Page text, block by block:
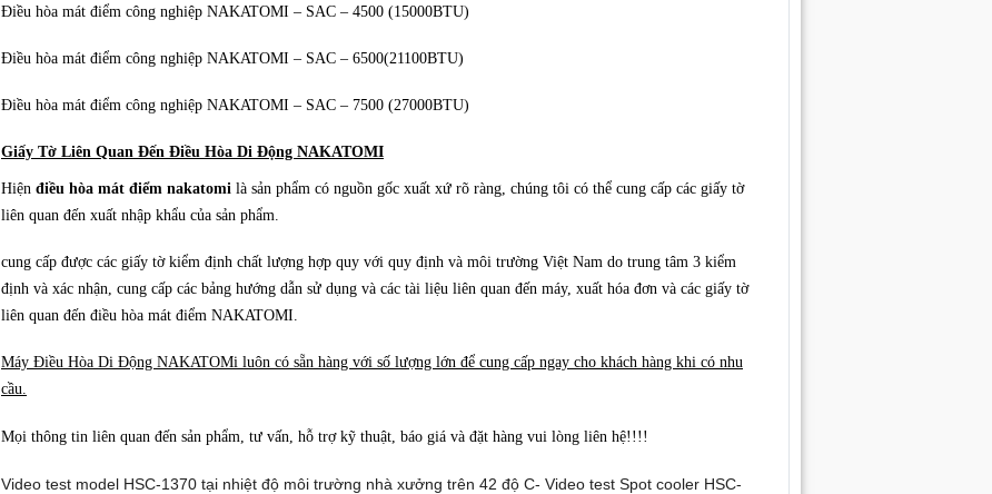
Điều hòa mát điểm công nghiệp NAKATOMI – SAC – 4500 (15000BTU)
Điều hòa mát điểm công nghiệp NAKATOMI – SAC – 6500(21100BTU)
Điều hòa mát điểm công nghiệp NAKATOMI – SAC – 7500 (27000BTU)
Giấy Tờ Liên Quan Đến Điều Hòa Di Động NAKATOMI
Hiện điều hòa mát điểm nakatomi là sản phẩm có nguồn gốc xuất xứ rõ ràng, chúng tôi có thể cung cấp các giấy tờ
liên quan đến xuất nhập khẩu của sản phẩm.
cung cấp được các giấy tờ kiểm định chất lượng hợp quy với quy định và môi trường Việt Nam do trung tâm 3 kiểm
định và xác nhận, cung cấp các bảng hướng dẫn sử dụng và các tài liệu liên quan đến máy, xuất hóa đơn và các giấy tờ
liên quan đến điều hòa mát điểm NAKATOMI.
Máy Điều Hòa Di Động NAKATOMi luôn có sẵn hàng với số lượng lớn để cung cấp ngay cho khách hàng khi có nhu
cầu.
Mọi thông tin liên quan đến sản phẩm, tư vấn, hỗ trợ kỹ thuật, báo giá và đặt hàng vui lòng liên hệ!!!!
Video test model HSC-1370 tại nhiệt độ môi trường nhà xưởng trên 42 độ C- Video test Spot cooler HSC-